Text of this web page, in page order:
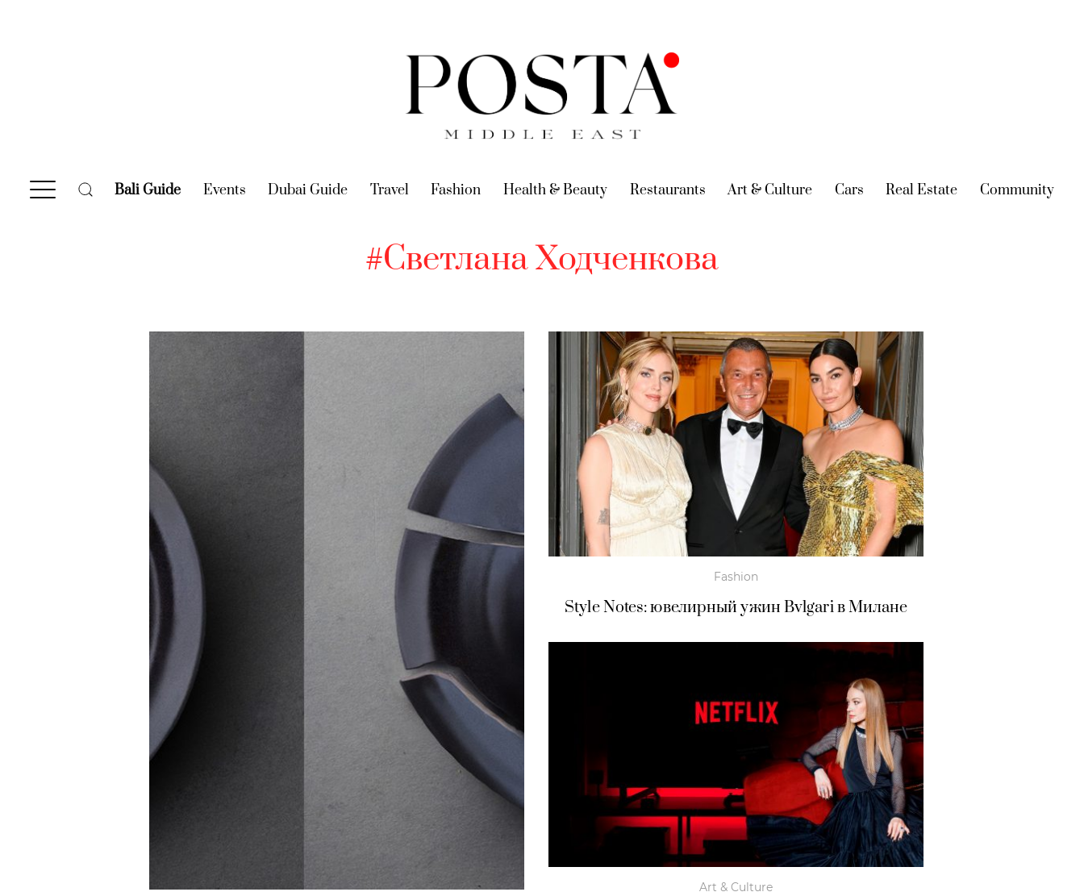
Bali Guide (current)
Events (current)
Dubai Guide (current)
Travel (current)
Fashion (current)
Health & Beauty (current)
Restaurants (current)
Art & Culture (current)
Cars (current)
Real Estate (current)
Community
#Светлана Ходченкова
Fashion
Style Notes: ювелирный ужин Bvlgari в Милане
Art & Culture